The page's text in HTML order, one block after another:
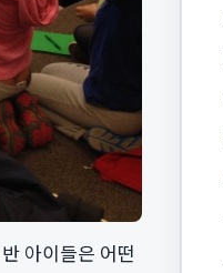
아이들은 어떤